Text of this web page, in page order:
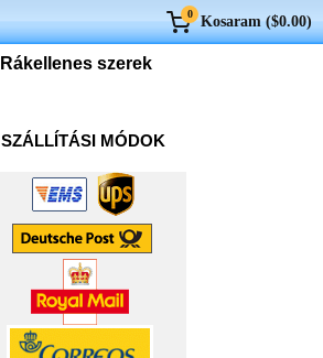
0 Kosaram ($0.00)
Rákellenes szerek
SZÁLLÍTÁSI MÓDOK